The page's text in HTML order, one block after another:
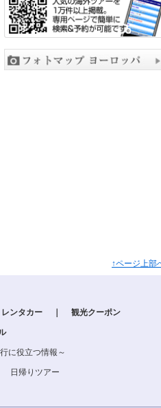
↑ページ上部
レンタカー 観光クーポン
に役立つ情報～
日帰りツアー